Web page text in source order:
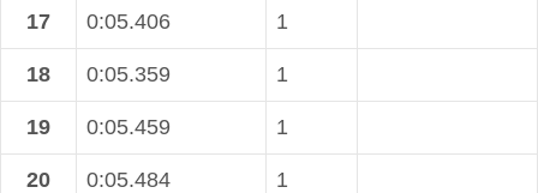
17 0:05.406 1
18 0:05.359 1
19 0:05.459 1
20 0:05.484 1